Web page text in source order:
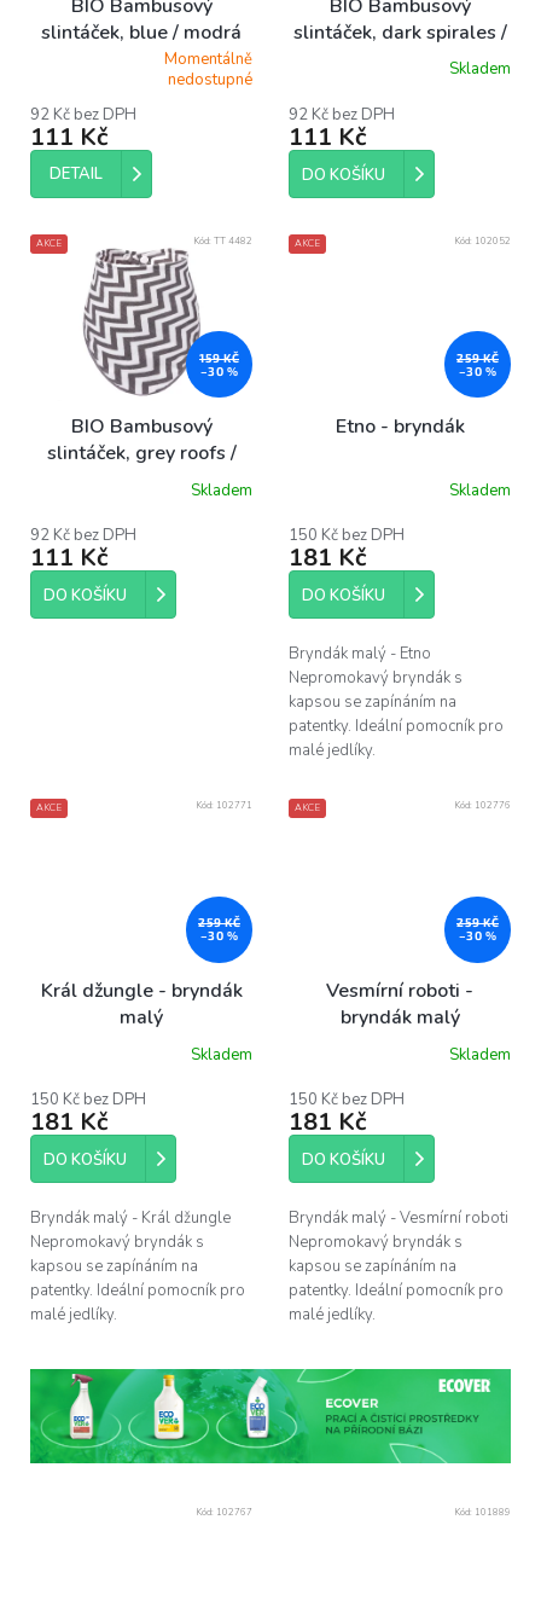
ů
BIO Bambusový
slintáček, blue / modrá
produktu
je
5,0
5
Momentálně
nedostupné
92 Kč bez DPH
111 Kč
DETAIL
BIO Bambusový
slintáček, dark spirales /
tmavé spirály
produktu
je
5,0
5
Skladem
92 Kč bez DPH
111 Kč
DO KOŠÍKU
AKCE
159 KČ
–30 %
BIO Bambusový
slintáček, grey roofs /
šedé stříškySkladem
92 Kč bez DPH
111 Kč
DO KOŠÍKU
Kód: TT 4482 AKCE
259 KČ
–30 %
Etno - bryndák
Skladem
150 Kč bez DPH
181 Kč
DO KOŠÍKU
Bryndák malý - Etno
Nepromokavý bryndák s
kapsou se zapínáním na
patentky. Ideální pomocník pro
malé jedlíky.
Kód: 102052
AKCE
259 KČ
–30 %
Král džungle - bryndák
malý
Skladem
150 Kč bez DPH
181 Kč
DO KOŠÍKU
Bryndák malý - Král džungle
Nepromokavý bryndák s
kapsou se zapínáním na
patentky. Ideální pomocník pro
malé jedlíky.
Kód: 102771 AKCE
259 KČ
–30 %
Vesmírní roboti -
bryndák malý
Skladem
150 Kč bez DPH
181 Kč
DO KOŠÍKU
Bryndák malý - Vesmírní roboti
Nepromokavý bryndák s
kapsou se zapínáním na
patentky. Ideální pomocník pro
malé jedlíky.
Kód: 102776
Kód: 102767 Kód: 101889